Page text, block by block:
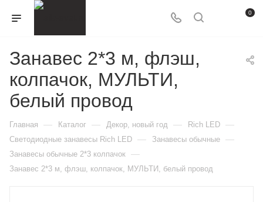
0
Занавес 2*3 м, флэш,
колпачок, МУЛЬТИ,
белый провод
Главная — Каталог — Декор, новый год — Rich LED —
Светодиодные занавесы Rich LED — Занавесы обычные —
Занавесы обычные 2*3 колпачок —
Занавес 2*3 м, флэш, колпачок, МУЛЬТИ, белый провод